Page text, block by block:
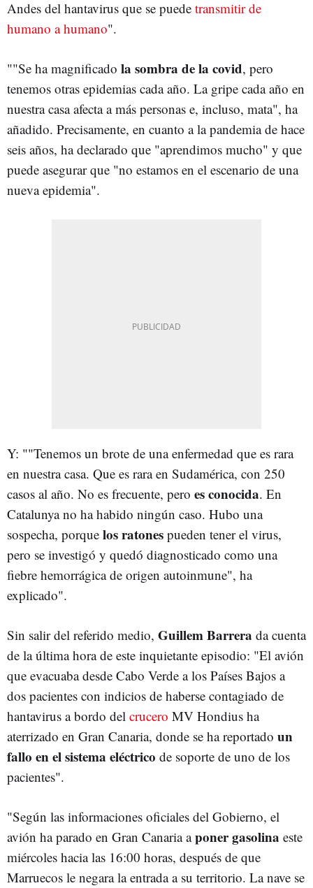
Andes del hantavirus que se puede transmitir de
humano a humano".
""Se ha magnificado la sombra de la covid, pero
tenemos otras epidemias cada año. La gripe cada año en
nuestra casa afecta a más personas e, incluso, mata", ha
añadido. Precisamente, en cuanto a la pandemia de hace
seis años, ha declarado que "aprendimos mucho" y que
puede asegurar que "no estamos en el escenario de una
nueva epidemia".
Y: ""Tenemos un brote de una enfermedad que es rara
en nuestra casa. Que es rara en Sudamérica, con 250
casos al año. No es frecuente, pero es conocida. En
Catalunya no ha habido ningún caso. Hubo una
sospecha, porque los ratones pueden tener el virus,
pero se investigó y quedó diagnosticado como una
fiebre hemorrágica de origen autoinmune", ha
explicado".
Sin salir del referido medio, Guillem Barrera da cuenta
de la última hora de este inquietante episodio: "El avión
que evacuaba desde Cabo Verde a los Países Bajos a
dos pacientes con indicios de haberse contagiado de
hantavirus a bordo del crucero MV Hondius ha
aterrizado en Gran Canaria, donde se ha reportado un
fallo en el sistema eléctrico de soporte de uno de los
pacientes".
"Según las informaciones oficiales del Gobierno, el
avión ha parado en Gran Canaria aponer gasolina este
miércoles hacia las 16:00 horas, después de que
Marruecos le negara la entrada a su territorio. La nave se